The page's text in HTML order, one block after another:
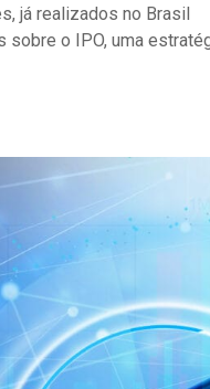
já realizados no Brasil
sobre o IPO, uma